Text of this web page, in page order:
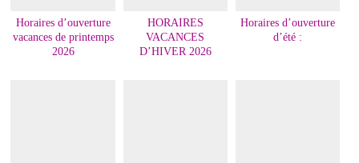
Horaires d’ouverture
vacances de printemps
2026
HORAIRES
VACANCES
D’HIVER 2026
Horaires d’ouverture
d’été :